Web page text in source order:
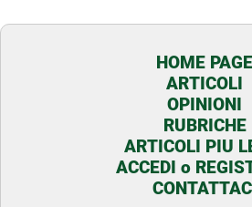
HOME PAGE
ARTICOLI
OPINIONI
RUBRICHE
ARTICOLI PIU
ACCEDI o